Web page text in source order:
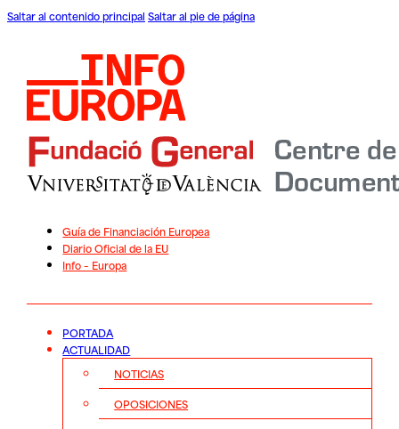
Saltar al contenido principal Saltar al pie de página
Guía de Financiación Europea
Diario Oficial de la EU
Info – Europa
PORTADA
ACTUALIDAD
NOTICIAS
OPOSICIONES